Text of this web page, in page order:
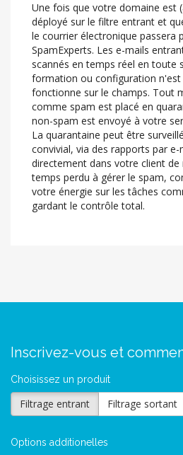
Une fois que votre domaine est
déployé sur le filtre entrant et
le courrier électronique passera
SpamExperts. Les e-mails
scannés en temps réel en toute
formation ou configuration
fonctionne sur le champs. Tout
comme spam est placé en
non-spam est envoyé à votre
La quarantaine peut être
convivial, via des rapports par
directement dans votre client de
temps perdu à gérer le spam,
votre énergie sur les tâches
gardant le contrôle total.
Inscrivez-vous et
Choisissez un produit
Filtrage entrant Filtrage sortant
Options additionelles